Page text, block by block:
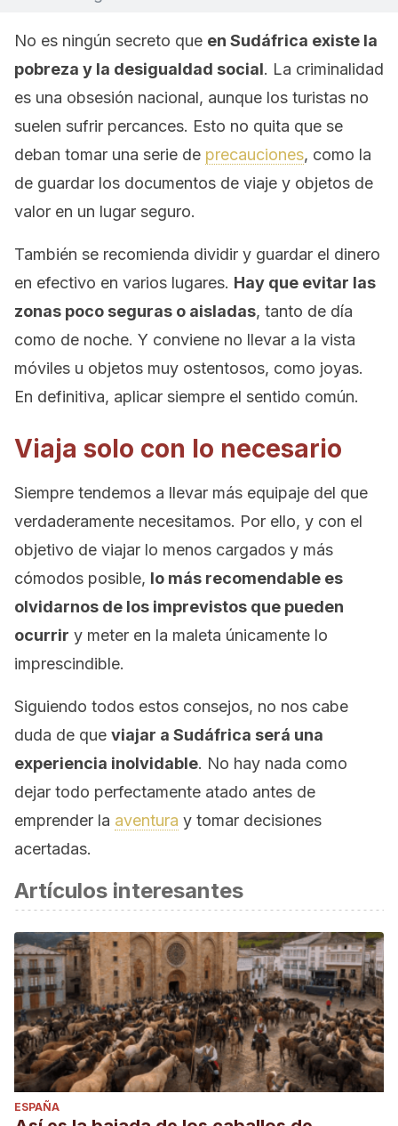
No es ningún secreto que en Sudáfrica existe la
pobreza y la desigualdad social. La criminalidad
es una obsesión nacional, aunque los turistas no
suelen sufrir percances. Esto no quita que se
deban tomar una serie de precauciones, como la
de guardar los documentos de viaje y objetos de
valor en un lugar seguro.
También se recomienda dividir y guardar el dinero
en efectivo en varios lugares. Hay que evitar las
zonas poco seguras o aisladas, tanto de día
como de noche. Y conviene no llevar a la vista
móviles u objetos muy ostentosos, como joyas.
En definitiva, aplicar siempre el sentido común.
Viaja solo con lo necesario
Siempre tendemos a llevar más equipaje del que
verdaderamente necesitamos. Por ello, y con el
objetivo de viajar lo menos cargados y más
cómodos posible, lo más recomendable es
olvidarnos de los imprevistos que pueden
ocurrir y meter en la maleta únicamente lo
imprescindible.
Siguiendo todos estos consejos, no nos cabe
duda de que viajar a Sudáfrica será una
experiencia inolvidable. No hay nada como
dejar todo perfectamente atado antes de
emprender la aventura y tomar decisiones
acertadas.
Artículos interesantes
ESPAÑA